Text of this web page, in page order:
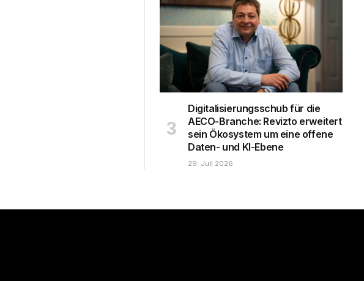
Digitalisierungsschub für die
AECO-Branche: Revizto erweitert
sein Ökosystem um eine offene
Daten- und KI-Ebene
29. Juli 2026